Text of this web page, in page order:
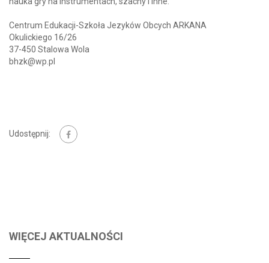
Centrum Edukacji-Szkoła Jezyków Obcych ARKANA
Okulickiego 16/26
37-450 Stalowa Wola
bhzk@wp.pl
Udostępnij:
WIĘCEJ AKTUALNOŚCI